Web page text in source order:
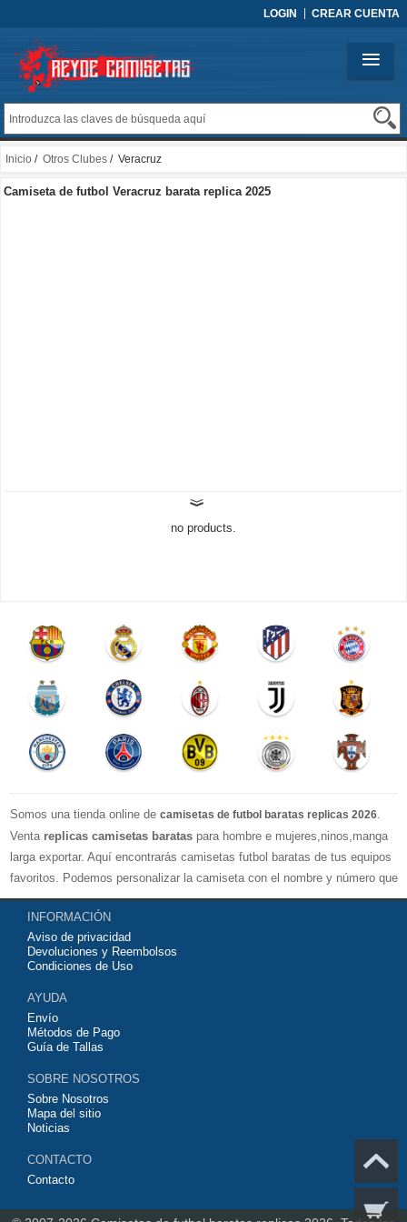
LOGIN CREAR CUENTA
Inicio / Otros Clubes / Veracruz
Camiseta de futbol Veracruz barata replica 2025
no products.
Somos una tienda online de camisetas de futbol baratas replicas 2026.
Venta replicas camisetas baratas para hombre e mujeres,ninos,manga
larga exportar. Aquí encontrarás camisetas futbol baratas de tus equipos
favoritos. Podemos personalizar la camiseta con el nombre y número que
quieras. Nuestrascamisetas de futbol replicasson de máxima calidad
tailandesa por lo que estamos convencidos que quedarás muy satisfecho
con ella. Estas camisetas tienen un tejido transpirable por lo que te
servirán para jugar al fútbol o simplemente para animar a tu equipo
contáctanos y haremos lo posible para conseguirtela lo más barata
posible.
INFORMACIÓN
Aviso de privacidad
Devoluciones y Reembolsos
Condiciones de Uso
AYUDA
Envío
Métodos de Pago
Guía de Tallas
SOBRE NOSOTROS
Sobre Nosotros
Mapa del sitio
Noticias
CONTACTO
Contacto